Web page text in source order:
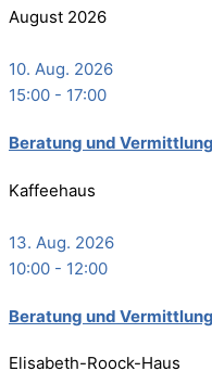
August 2026
10. Aug. 2026
15:00 - 17:00
Bera­tung und
Kaffeehaus
13. Aug. 2026
10:00 - 12:00
Bera­tung und
Elisabeth-Roock-Haus